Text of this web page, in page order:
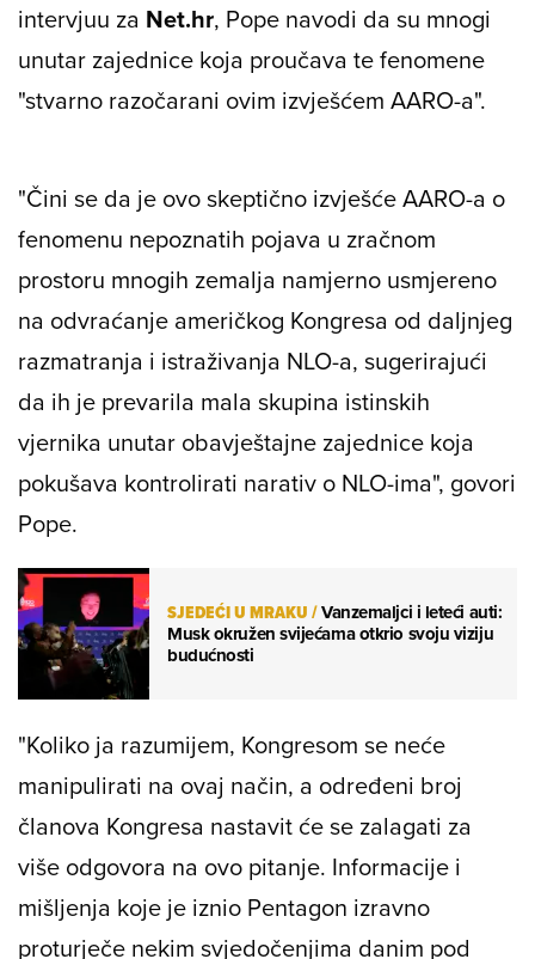
intervjuu za Net.hr, Pope navodi da su mnogi
unutar zajednice koja proučava te fenomene
"stvarno razočarani ovim izvješćem AARO-a".
"Čini se da je ovo skeptično izvješće AARO-a o
fenomenu nepoznatih pojava u zračnom
prostoru mnogih zemalja namjerno usmjereno
na odvraćanje američkog Kongresa od daljnjeg
razmatranja i istraživanja NLO-a, sugerirajući
da ih je prevarila mala skupina istinskih
vjernika unutar obavještajne zajednice koja
pokušava kontrolirati narativ o NLO-ima", govori
Pope.
SJEDEĆI U MRAKU/Vanzemaljci i leteći auti:
Musk okružen svijećama otkrio svoju viziju
budućnosti
"Koliko ja razumijem, Kongresom se neće
manipulirati na ovaj način, a određeni broj
članova Kongresa nastavit će se zalagati za
više odgovora na ovo pitanje. Informacije i
mišljenja koje je iznio Pentagon izravno
proturječe nekim svjedočenjima danim pod